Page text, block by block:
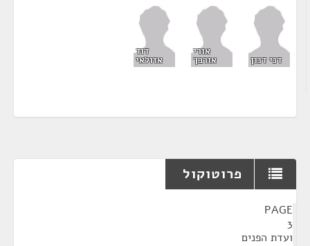
דני דנון
אורי
אורבך
דוד
אזולאי
פרוטוקול
PAGE
3
ועדת הפנים